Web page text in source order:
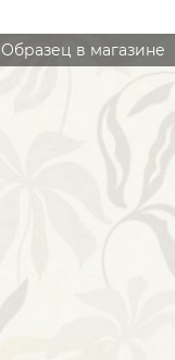
Образец в магазине